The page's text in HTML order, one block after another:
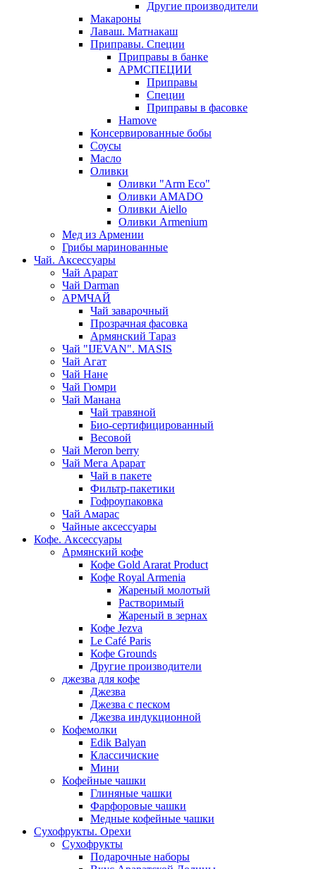
Другие производители
Макароны
Лаваш. Матнакаш
Приправы. Специи
Приправы в банке
АРМСПЕЦИИ
Приправы
Специи
Приправы в фасовке
Hamove
Консервированные бобы
Соусы
Масло
Оливки
Оливки "Arm Eco"
Оливки AMADO
Оливки Aiello
Оливки Armenium
Мед из Армении
Грибы маринованные
Чай. Аксессуары
Чай Арарат
Чай Darman
АРМЧАЙ
Чай заварочный
Прозрачная фасовка
Армянский Тараз
Чай "IJEVAN". MASIS
Чай Агат
Чай Нане
Чай Гюмри
Чай Манана
Чай травяной
Био-сертифицированный
Весовой
Чай Meron berry
Чай Мега Арарат
Чай в пакете
Фильтр-пакетики
Гофроупаковка
Чай Амарас
Чайные аксессуары
Кофе. Аксессуары
Армянский кофе
Кофе Gold Ararat Product
Кофе Royal Armenia
Жареный молотый
Растворимый
Жареный в зернах
Кофе Jezva
Le Café Paris
Кофе Grounds
Другие производители
джезва для кофе
Джезва
Джезва с песком
Джезва индукционной
Кофемолки
Edik Balyan
Классичиские
Мини
Кофейные чашки
Глиняные чашки
Фарфоровые чашки
Медные кофейные чашки
Сухофрукты. Орехи
Сухофрукты
Подарочные наборы